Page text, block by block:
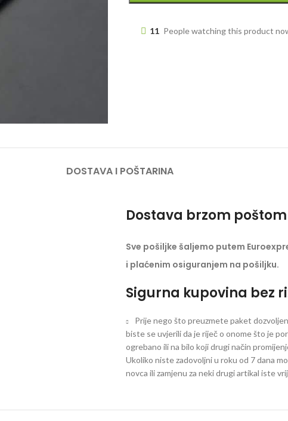
11 People watching this product
DOSTAVA I POŠTARINA
Dostava brzom
Sve pošiljke šaljemo putem
i plaćenim osiguranjem na pošiljku.
Sigurna kupovina bez
Prije nego što preuzmete paket
biste se uvjerili da je riječ o onome što je
ogrebano ili na bilo koji drugi način
Ukoliko niste zadovoljni u roku od 7 dana
novca ili zamjenu za neki drugi artikal iste